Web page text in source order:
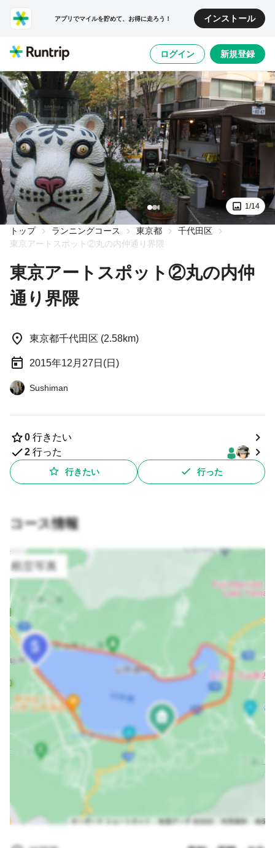
アプリでマイルを貯めて、お得に走ろう！ インストール
ログイン 新規登録
1/14
トップ ランニングコース 東京都
千代田区
東京アートスポット②丸の内仲通り界隈
東京アートスポット②丸の内仲
通り界隈
東京都千代田区 (2.58km)
2015年12月27日(日)
Sushiman
0 行きたい
2 行った
行きたい 行った
コース情報